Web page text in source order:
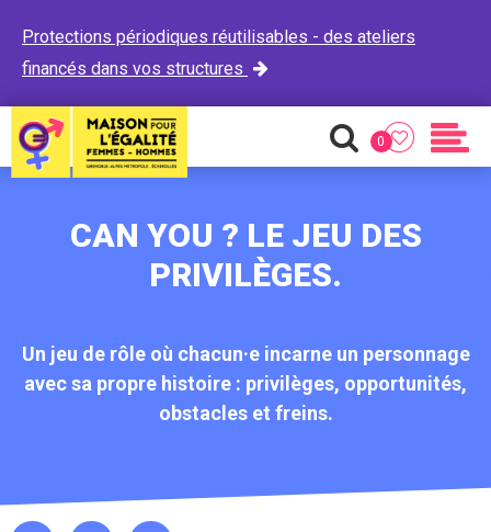
Protections périodiques réutilisables - des ateliers
financés dans vos structures

Recherche
0
Favoris
CAN YOU ? LE JEU DES
PRIVILÈGES.
Un jeu de rôle où chacun·e incarne un personnage
avec sa propre histoire : privilèges, opportunités,
obstacles et freins.